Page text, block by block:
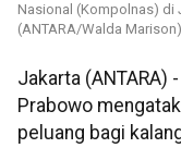
Nasional (Kompolnas) di
(ANTARA/Walda Marison)
Jakarta (ANTARA)
Prabowo
peluang bagi